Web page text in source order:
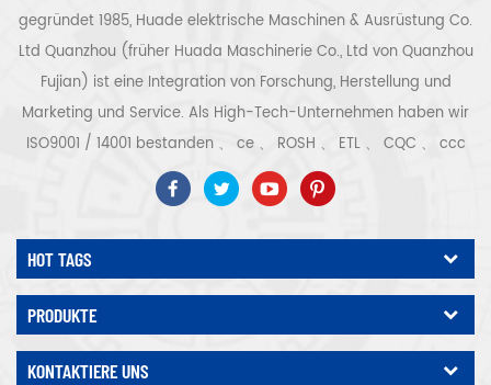
gegründet 1985, Huade elektrische Maschinen & Ausrüstung Co.
Ltd Quanzhou (früher Huada Maschinerie Co., Ltd von Quanzhou
Fujian) ist eine Integration von Forschung, Herstellung und
Marketing und Service. Als High-Tech-Unternehmen haben wir
ISO9001 / 14001 bestanden 、 ce 、 ROSH 、 ETL 、 CQC 、 ccc
Qualitäts- und Sicherheitszertifizierung, High-Tech-
Unternehmenszertifizierung usw. Luftkompressorsystem und -
ausrüstung umfassen Schraubentyp, Zentrifugaltyp, ölfrei,
Spiraltyp, Kolbentyp, Trockner, Filter, Abtropffläche, mit
vollständiger Luftkompressorproduktionslinie, mehr als 300
Arten von Luftkompressoren als Industrieexperte Unsere
Unternehmen hat mehr als angesammelt 30 Jahre Erfahrung
HOT TAGS
PRODUKTE
KONTAKTIERE UNS